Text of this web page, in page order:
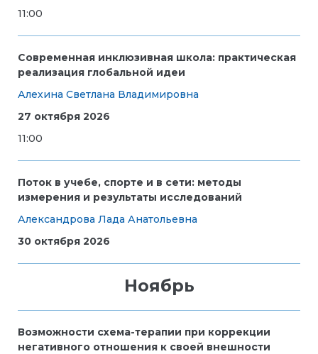
11:00
Современная инклюзивная школа: практическая
реализация глобальной идеи
Алехина Светлана Владимировна
27 октября 2026
11:00
Поток в учебе, спорте и в сети: методы
измерения и результаты исследований
Александрова Лада Анатольевна
30 октября 2026
Ноябрь
Возможности схема-терапии при коррекции
негативного отношения к своей внешности